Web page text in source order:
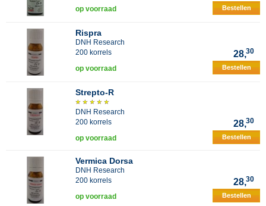
op voorraad Bestellen
Rispra
DNH Research
200 korrels
28,30
op voorraad Bestellen
Strepto-R
DNH Research
200 korrels
28,30
op voorraad Bestellen
Vermica Dorsa
DNH Research
200 korrels
28,30
op voorraad Bestellen